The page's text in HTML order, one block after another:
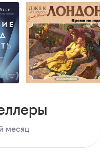
месяц